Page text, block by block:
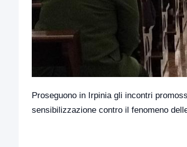
Proseguono in Irpinia gli incontri
sensibilizzazione contro il fenomeno